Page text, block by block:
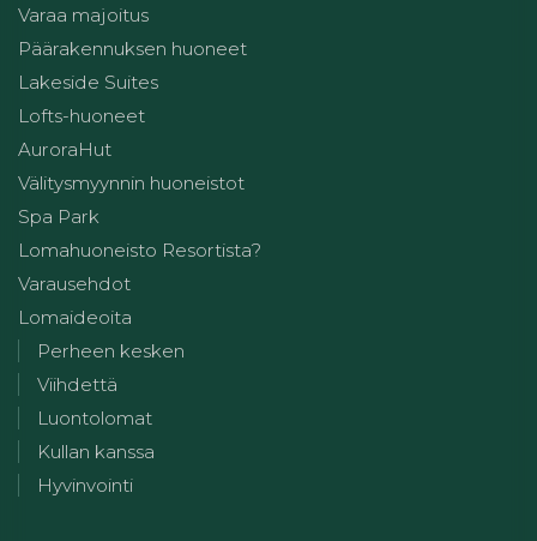
Varaa majoitus
Päärakennuksen huoneet
Lakeside Suites
Lofts-huoneet
AuroraHut
Välitysmyynnin huoneistot
Spa Park
Lomahuoneisto Resortista?
Varausehdot
Lomaideoita
Perheen kesken
Viihdettä
Luontolomat
Kullan kanssa
Hyvinvointi